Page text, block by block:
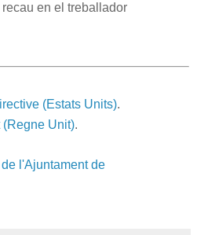
en el treballador
(Estats Units).
(Regne Unit).
l'Ajuntament de